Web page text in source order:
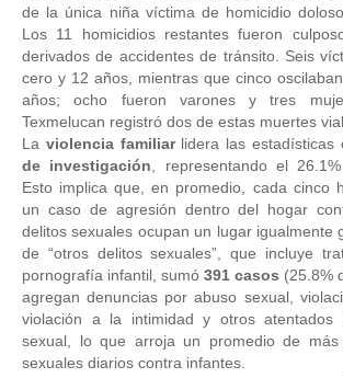
de la única niña víctima de homicidio
Los 11 homicidios restantes fueron
derivados de accidentes de tránsito. Seis
cero y 12 años, mientras que cinco
años; ocho fueron varones y tres
Texmelucan registró dos de estas muertes
La violencia familiar lidera las estadísticas
de investigación , representando el
Esto implica que, en promedio, cada cinco
un caso de agresión dentro del hogar
delitos sexuales ocupan un lugar igualmente
de “otros delitos sexuales”, que incluye
pornografía infantil, sumó 391 casos (25.8%
agregan denuncias por abuso sexual,
violación a la intimidad y otros atentados
sexual, lo que arroja un promedio de
sexuales diarios contra infantes.